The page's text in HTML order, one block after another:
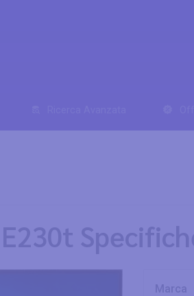
Marca